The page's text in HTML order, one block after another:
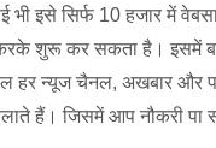
भी इसे सिर्फ 10 हजार में
करके शुरू कर सकता है। इसमें
न्यूज चैनल, अखबार और
हैं। जिसमें आप नौकरी पा